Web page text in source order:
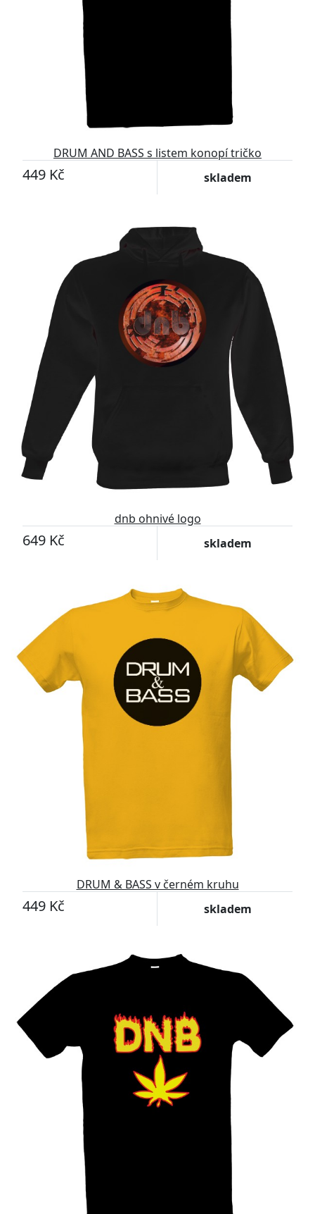
DRUM AND BASS s listem konopí tričko
449 Kč skladem
dnb ohnivé logo
649 Kč skladem
DRUM & BASS v černém kruhu
449 Kč skladem